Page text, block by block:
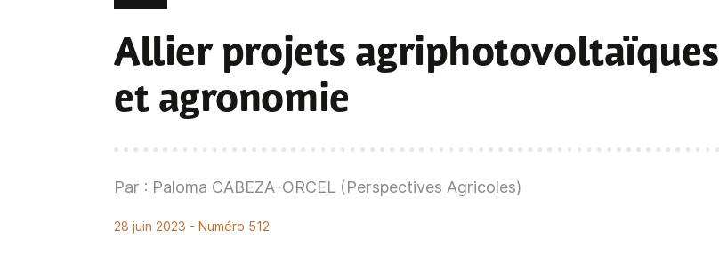
Allier projets agriphotovoltaïques
et agronomie
Par : Paloma CABEZA-ORCEL (Perspectives Agricoles)
28 juin 2023 - Numéro 512